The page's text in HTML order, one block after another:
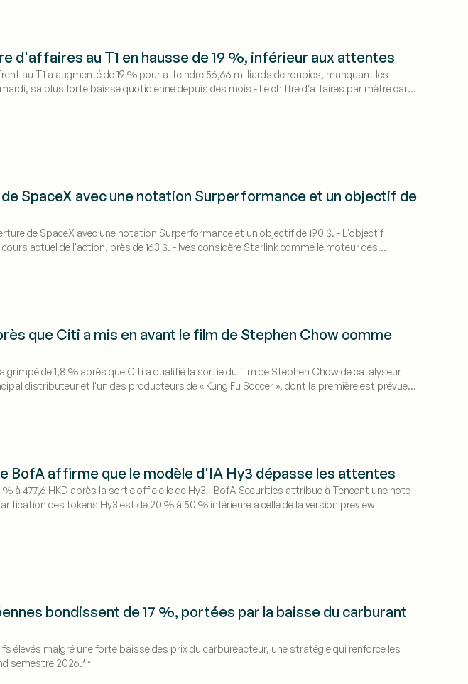
d'affaires au T1 en hausse de 19 %, inférieur aux attentes
au T1 a augmenté de 19 % pour atteindre 56,66 milliards de roupies, manquant les
sa plus forte baisse quotidienne depuis des mois - Le chiffre d'affaires par mètre carré
SpaceX avec une notation Surperformance et un objectif de
de SpaceX avec une notation Surperformance et un objectif de 190 $. - L'objectif
actuel de l'action, près de 163 $. - Ives considère Starlink comme le moteur des
que Citi a mis en avant le film de Stephen Chow comme
de 1,8 % après que Citi a qualifié la sortie du film de Stephen Chow de catalyseur
distributeur et l'un des producteurs de « Kung Fu Soccer », dont la première est prévue le
BofA affirme que le modèle d'IA Hy3 dépasse les attentes
à 477,6 HKD après la sortie officielle de Hy3 - BofA Securities attribue à Tencent une note
des tokens Hy3 est de 20 % à 50 % inférieure à celle de la version preview
bondissent de 17 %, portées par la baisse du carburant
élevés malgré une forte baisse des prix du carburéacteur, une stratégie qui renforce les
semestre 2026.**